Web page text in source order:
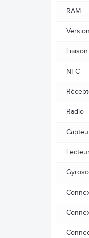
RAM
NFC
Radio